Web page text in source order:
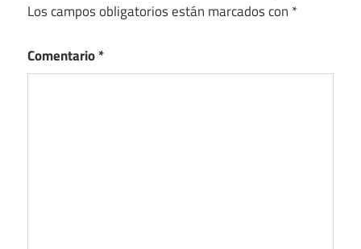
Los campos obligatorios están marcados con *
Comentario*